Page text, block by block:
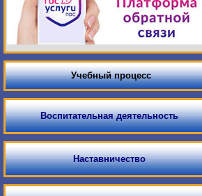
Учебный процесс
Воспитательная деятельность
Наставничество